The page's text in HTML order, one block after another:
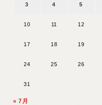
3 4 5
10 11 12
17 18 19
24 25 26
31
« 7月